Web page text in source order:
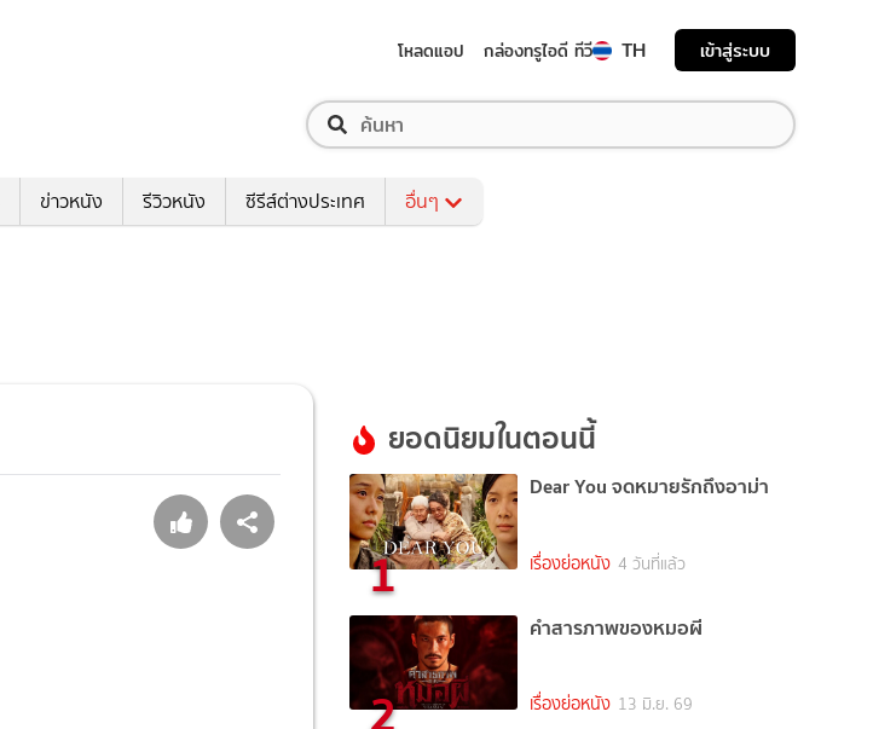
โหลดแอป กล่องทรูไอดี ทีวี TH เข้าสู่ระบบ
ข่าวหนัง รีวิวหนัง ซีรีส์ต่างประเทศ อื่นๆ
ยอดนิยมในตอนนี้
1
Dear You จดหมายรักถึงอาม่า
เรื่องย่อหนัง 4 วันที่แล้ว
คำสารภาพของหมอผี
เรื่องย่อหนัง 13 มิ.ย. 69